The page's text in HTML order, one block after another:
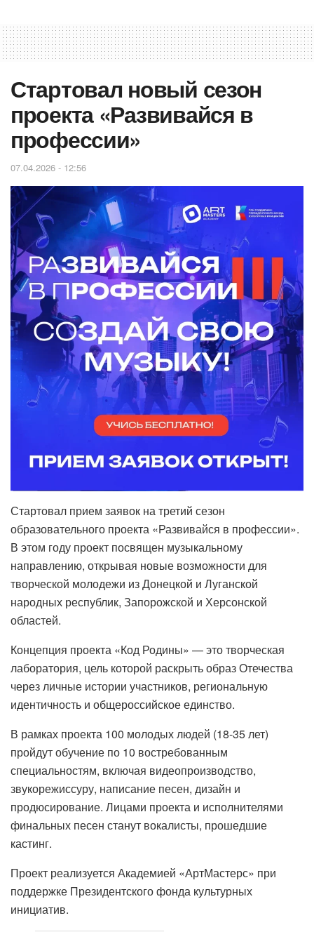
Стартовал новый сезон
проекта «Развивайся в
профессии»
07.04.2026 - 12:56
Стартовал прием заявок на третий сезон
образовательного проекта «Развивайся в профессии».
В этом году проект посвящен музыкальному
направлению, открывая новые возможности для
творческой молодежи из Донецкой и Луганской
народных республик, Запорожской и Херсонской
областей.
Концепция проекта «Код Родины» — это творческая
лаборатория, цель которой раскрыть образ Отечества
через личные истории участников, региональную
идентичность и общероссийское единство.
В рамках проекта 100 молодых людей (18-35 лет)
пройдут обучение по 10 востребованным
специальностям, включая видеопроизводство,
звукорежиссуру, написание песен, дизайн и
продюсирование. Лицами проекта и исполнителями
финальных песен станут вокалисты, прошедшие
кастинг.
Проект реализуется Академией «АртМастерс» при
поддержке Президентского фонда культурных
инициатив.